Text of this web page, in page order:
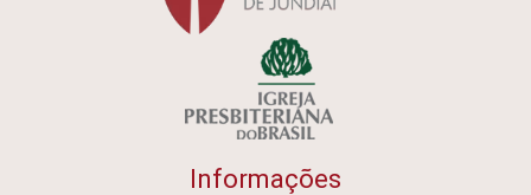
Informações